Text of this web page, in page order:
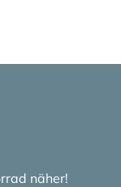
näher!